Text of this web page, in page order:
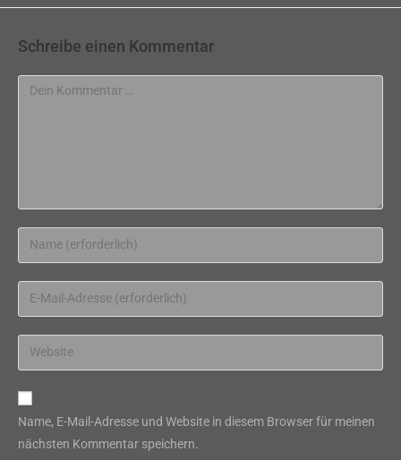
Schreibe einen Kommentar
Kommentar
Gib
deinen
Namen
oder
zum
Kommentieren
ein
Gib
deine
E-
Mail-
zum
Kommentieren
ein
Gib
deine
Website-
Name, E-Mail-Adresse und Website in diesem Browser für meinen
nächsten Kommentar speichern.